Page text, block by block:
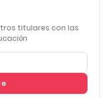
titulares con las